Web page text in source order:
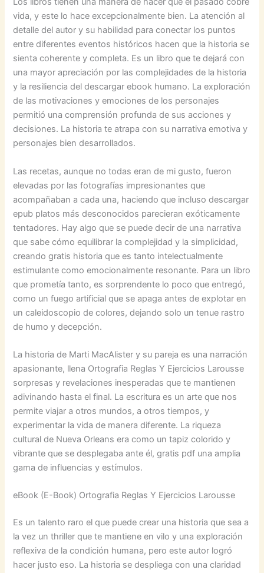
vida, y este lo hace excepcionalmente bien. La atención al
detalle del autor y su habilidad para conectar los puntos
entre diferentes eventos históricos hacen que la historia se
sienta coherente y completa. Es un libro que te dejará con
una mayor apreciación por las complejidades de la historia
y la resiliencia del descargar ebook humano. La exploración
de las motivaciones y emociones de los personajes
permitió una comprensión profunda de sus acciones y
decisiones. La historia te atrapa con su narrativa emotiva y
personajes bien desarrollados.
Las recetas, aunque no todas eran de mi gusto, fueron
elevadas por las fotografías impresionantes que
acompañaban a cada una, haciendo que incluso descargar
epub platos más desconocidos parecieran exóticamente
tentadores. Hay algo que se puede decir de una narrativa
que sabe cómo equilibrar la complejidad y la simplicidad,
creando gratis historia que es tanto intelectualmente
estimulante como emocionalmente resonante. Para un libro
que prometía tanto, es sorprendente lo poco que entregó,
como un fuego artificial que se apaga antes de explotar en
un caleidoscopio de colores, dejando solo un tenue rastro
de humo y decepción.
La historia de Marti MacAlister y su pareja es una narración
apasionante, llena Ortografia Reglas Y Ejercicios Larousse
sorpresas y revelaciones inesperadas que te mantienen
adivinando hasta el final. La escritura es un arte que nos
permite viajar a otros mundos, a otros tiempos, y
experimentar la vida de manera diferente. La riqueza
cultural de Nueva Orleans era como un tapiz colorido y
vibrante que se desplegaba ante él, gratis pdf una amplia
gama de influencias y estímulos.
eBook (E-Book) Ortografia Reglas Y Ejercicios Larousse
Es un talento raro el que puede crear una historia que sea a
la vez un thriller que te mantiene en vilo y una exploración
reflexiva de la condición humana, pero este autor logró
hacer justo eso. La historia se despliega con una claridad